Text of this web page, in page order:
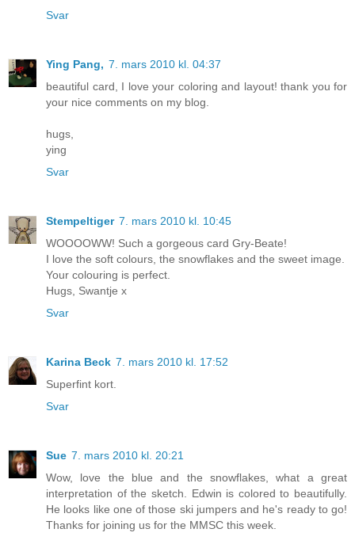
Svar
Ying Pang, 7. mars 2010 kl. 04:37
beautiful card, I love your coloring and layout! thank you for
your nice comments on my blog.
hugs,
ying
Svar
Stempeltiger 7. mars 2010 kl. 10:45
WOOOOWW! Such a gorgeous card Gry-Beate!
I love the soft colours, the snowflakes and the sweet image.
Your colouring is perfect.
Hugs, Swantje x
Svar
Karina Beck 7. mars 2010 kl. 17:52
Superfint kort.
Svar
Sue 7. mars 2010 kl. 20:21
Wow, love the blue and the snowflakes, what a great
interpretation of the sketch. Edwin is colored to beautifully.
He looks like one of those ski jumpers and he's ready to go!
Thanks for joining us for the MMSC this week.